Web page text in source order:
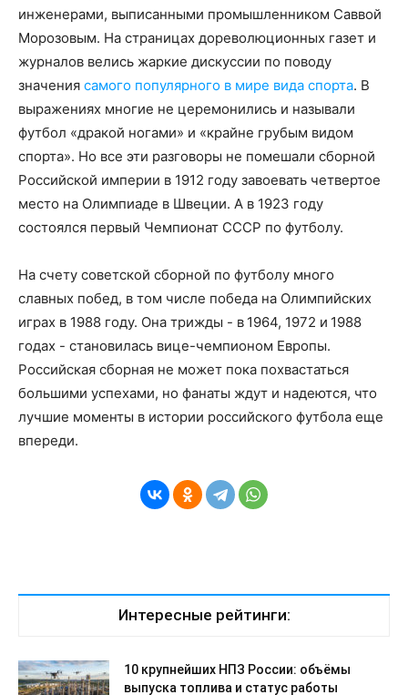
инженерами, выписанными промышленником Саввой
Морозовым. На страницах дореволюционных газет и
журналов велись жаркие дискуссии по поводу
значения самого популярного в мире вида спорта. В
выражениях многие не церемонились и называли
футбол «дракой ногами» и «крайне грубым видом
спорта». Но все эти разговоры не помешали сборной
Российской империи в 1912 году завоевать четвертое
место на Олимпиаде в Швеции. А в 1923 году
состоялся первый Чемпионат СССР по футболу.
На счету советской сборной по футболу много
славных побед, в том числе победа на Олимпийских
играх в 1988 году. Она трижды - в 1964, 1972 и 1988
годах - становилась вице-чемпионом Европы.
Российская сборная не может пока похвастаться
большими успехами, но фанаты ждут и надеются, что
лучшие моменты в истории российского футбола еще
впереди.
Интересные рейтинги:
10 крупнейших НПЗ России: объёмы
выпуска топлива и статус работы